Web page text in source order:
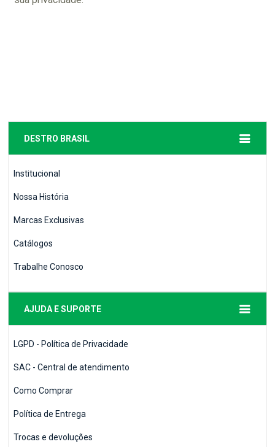
DESTRO BRASIL
Institucional
Nossa História
Marcas Exclusivas
Catálogos
Trabalhe Conosco
AJUDA E SUPORTE
LGPD - Política de Privacidade
SAC - Central de atendimento
Como Comprar
Política de Entrega
Trocas e devoluções